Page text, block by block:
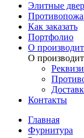
Элитные
Как заказать
Портфолио
О
О
Контакты
Главная
Фурнитура